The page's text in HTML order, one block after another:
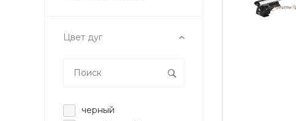
Цвет дуг
черный